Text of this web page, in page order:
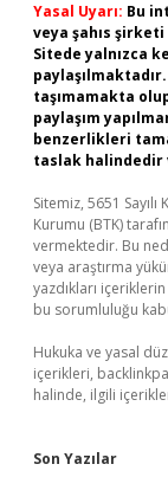
Yasal Uyarı: Bu
veya şahıs
Sitede yalnızca
taşımamakta
paylaşım
benzerlikleri
taslak halindedir
Sitemiz, 5651
Kurumu (BTK)
vermektedir. Bu
veya araştırma
yazdıkları
bu sorumluluğu
Hukuka ve yasal
içerikleri,
halinde, ilgili
Son Yazılar